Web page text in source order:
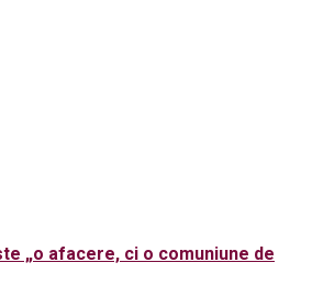
„o afacere, ci o comuniune de